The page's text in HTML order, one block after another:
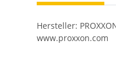
Hersteller:
www.proxxon.com